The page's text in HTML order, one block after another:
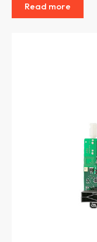
Read more